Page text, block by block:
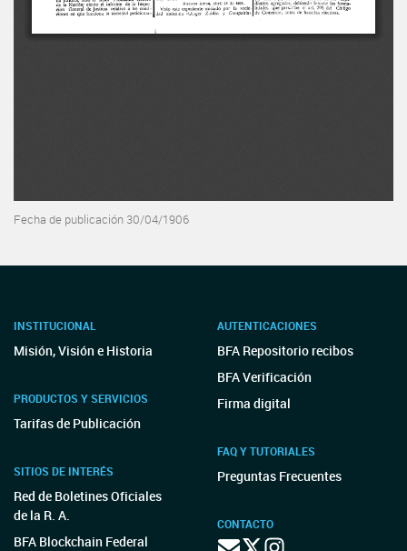
Fecha de publicación 30/04/1906
INSTITUCIONAL
Misión, Visión e Historia
PRODUCTOS Y SERVICIOS
Tarifas de Publicación
SITIOS DE INTERÉS
Red de Boletines Oficiales
de la R. A.
BFA Blockchain Federal
AUTENTICACIONES
BFA Repositorio recibos
BFA Verificación
Firma digital
FAQ Y TUTORIALES
Preguntas Frecuentes
CONTACTO